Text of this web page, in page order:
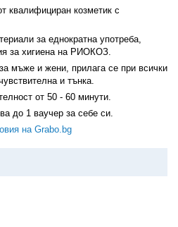
квалифициран козметик с
за еднократна употреба,
за хигиена на РИОКОЗ.
мъже и жени, прилага се при всички
и тънка.
от 50 - 60 минути.
до 1 ваучер за себе си.
на Grabo.bg